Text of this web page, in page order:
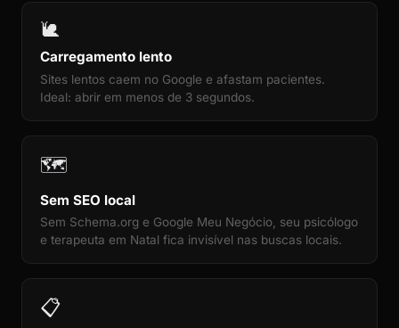
🐌
Carregamento lento
Sites lentos caem no Google e afastam pacientes.
Ideal: abrir em menos de 3 segundos.
🗺️
Sem SEO local
Sem Schema.org e Google Meu Negócio, seu psicólogo
e terapeuta em Natal fica invisível nas buscas locais.
📋